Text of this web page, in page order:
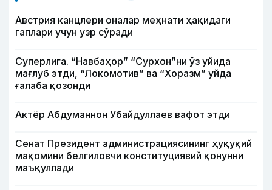
Австрия канцлери оналар меҳнати ҳақидаги
гаплари учун узр сўради
Суперлига. “Навбаҳор” “Сурхон”ни ўз уйида
мағлуб этди, “Локомотив” ва “Хоразм” уйда
ғалаба қозонди
Актёр Абду­маннон Убайдуллаев вафот этди
Сенат Президент администрациясининг ҳуқуқий
мақомини белгиловчи конституциявий қонунни
маъқуллади